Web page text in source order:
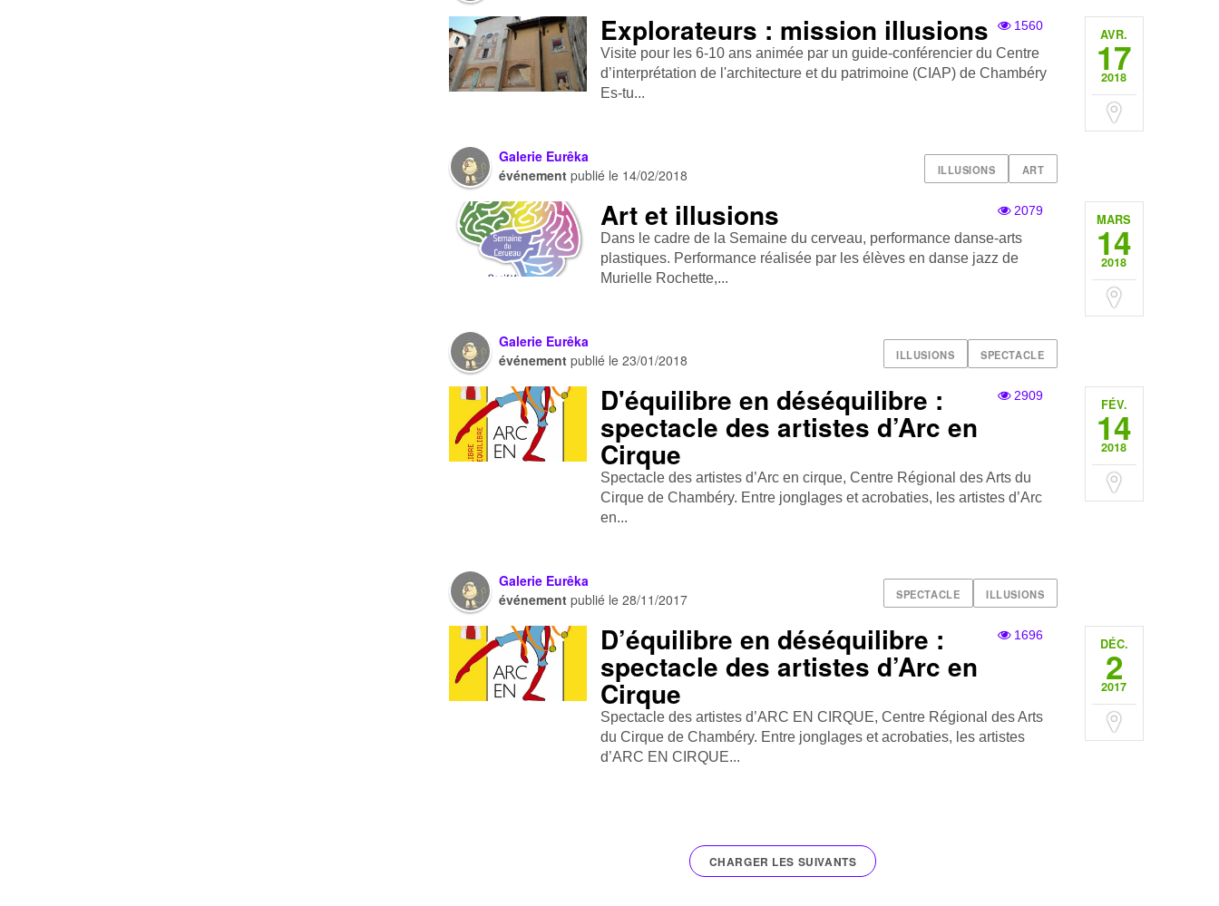
AVR.
17
2018
1560
Explorateurs : mission illusions
Visite pour les 6-10 ans animée par un guide-conférencier du Centre
d’interprétation de l'architecture et du patrimoine (CIAP) de Chambéry
Es-tu...
ILLUSIONS ART
Galerie Eurêka
événement publié le 14/02/2018
MARS
14
2018
2079
Art et illusions
Dans le cadre de la Semaine du cerveau, performance danse-arts
plastiques. Performance réalisée par les élèves en danse jazz de
Murielle Rochette,...
ILLUSIONS SPECTACLE
Galerie Eurêka
événement publié le23/01/2018
FÉV.
14
2018
2909
D'équilibre en déséquilibre :
spectacle des artistes d’Arc en
Cirque
Spectacle des artistes d’Arc en cirque, Centre Régional des Arts du
Cirque de Chambéry. Entre jonglages et acrobaties, les artistes d’Arc
en...
SPECTACLE ILLUSIONS
Galerie Eurêka
événement publié le28/11/2017
DÉC.
2
2017
1696
D’équilibre en déséquilibre :
spectacle des artistes d’Arc en
Cirque
Spectacle des artistes d’ARC EN CIRQUE, Centre Régional des Arts
du Cirque de Chambéry. Entre jonglages et acrobaties, les artistes
d’ARC EN CIRQUE...
CHARGER LES SUIVANTS